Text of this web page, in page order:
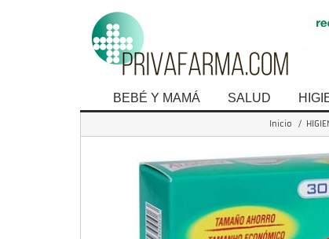
BEBÉ Y MAMÁ SALUD
Inicio /